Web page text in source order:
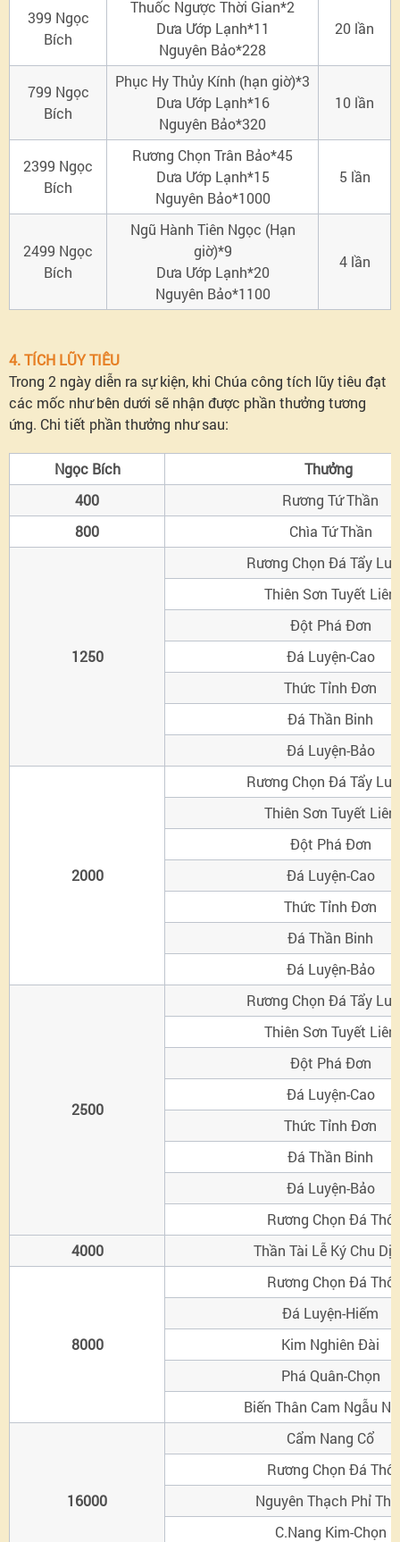
399 Ngọc
Bích
Thuốc Ngược Thời Gian*2
Dưa Ướp Lạnh*11
Nguyên Bảo*228
20 lần
799 Ngọc
Bích
Phục Hy Thủy Kính (hạn giờ)*3
Dưa Ướp Lạnh*16
Nguyên Bảo*320
10 lần
2399 Ngọc
Bích
Rương Chọn Trân Bảo*45
Dưa Ướp Lạnh*15
Nguyên Bảo*1000
5 lần
2499 Ngọc
Bích
Ngũ Hành Tiên Ngọc (Hạn
giờ)*9
Dưa Ướp Lạnh*20
Nguyên Bảo*1100
4 lần
4. TÍCH LŨY TIÊU
Trong 2 ngày diễn ra sự kiện, khi Chúa công tích lũy tiêu đạt
các mốc như bên dưới sẽ nhận được phần thưởng tương
ứng. Chi tiết phần thưởng như sau:
Ngọc Bích
Thưởng
400
Rương Tứ Thần
800
Chìa Tứ Thần
1250
Rương Chọn Đá Tẩy
Thiên Sơn Tuyết Liên
Đột Phá Đơn
Đá Luyện-Cao
Thức Tỉnh Đơn
Đá Thần Binh
Đá Luyện-Bảo
2000
Rương Chọn Đá Tẩy
Thiên Sơn Tuyết Liên
Đột Phá Đơn
Đá Luyện-Cao
Thức Tỉnh Đơn
Đá Thần Binh
Đá Luyện-Bảo
2500
Rương Chọn Đá Tẩy
Thiên Sơn Tuyết Liên
Đột Phá Đơn
Đá Luyện-Cao
Thức Tỉnh Đơn
Đá Thần Binh
Đá Luyện-Bảo
Rương Chọn Đá Thô
4000
Thần Tài Lễ Ký Chu
8000
Rương Chọn Đá Thô
Đá Luyện-Hiếm
Kim Nghiên Đài
Phá Quân-Chọn
Biến Thân Cam Ngẫu
16000
Cẩm Nang Cổ
Rương Chọn Đá Thô
Nguyên Thạch Phỉ
C.Nang Kim-Chọn